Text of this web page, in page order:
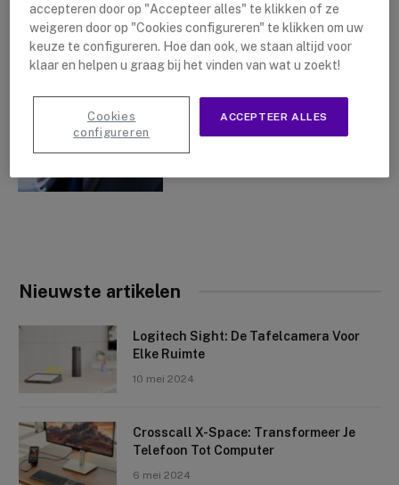
2022
Nieuwste artikelen
Logitech Sight: De Tafelcamera Voor
Elke Ruimte
10 mei 2024
Crosscall X-Space: Transformeer Je
Telefoon Tot Computer
6 mei 2024
accepteren door op "Accepteer alles" te klikken of ze
weigeren door op "Cookies configureren" te klikken om uw
keuze te configureren. Hoe dan ook, we staan altijd voor
klaar en helpen u graag bij het vinden van wat u zoekt!
ACCEPTEER ALLES
Cookies
configureren